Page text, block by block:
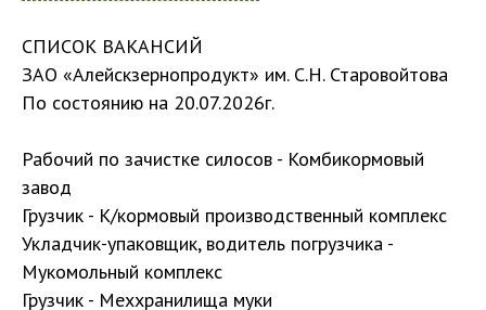
СПИСОК ВАКАНСИЙ
ЗАО «Алейскзернопродукт» им. С.Н. Старовойтова
По состоянию на 20.07.2026г.
Рабочий по зачистке силосов - Комбикормовый
завод
Грузчик - К/кормовый производственный комплекс
Укладчик-упаковщик, водитель погрузчика -
Мукомольный комплекс
Грузчик - Меххранилища муки